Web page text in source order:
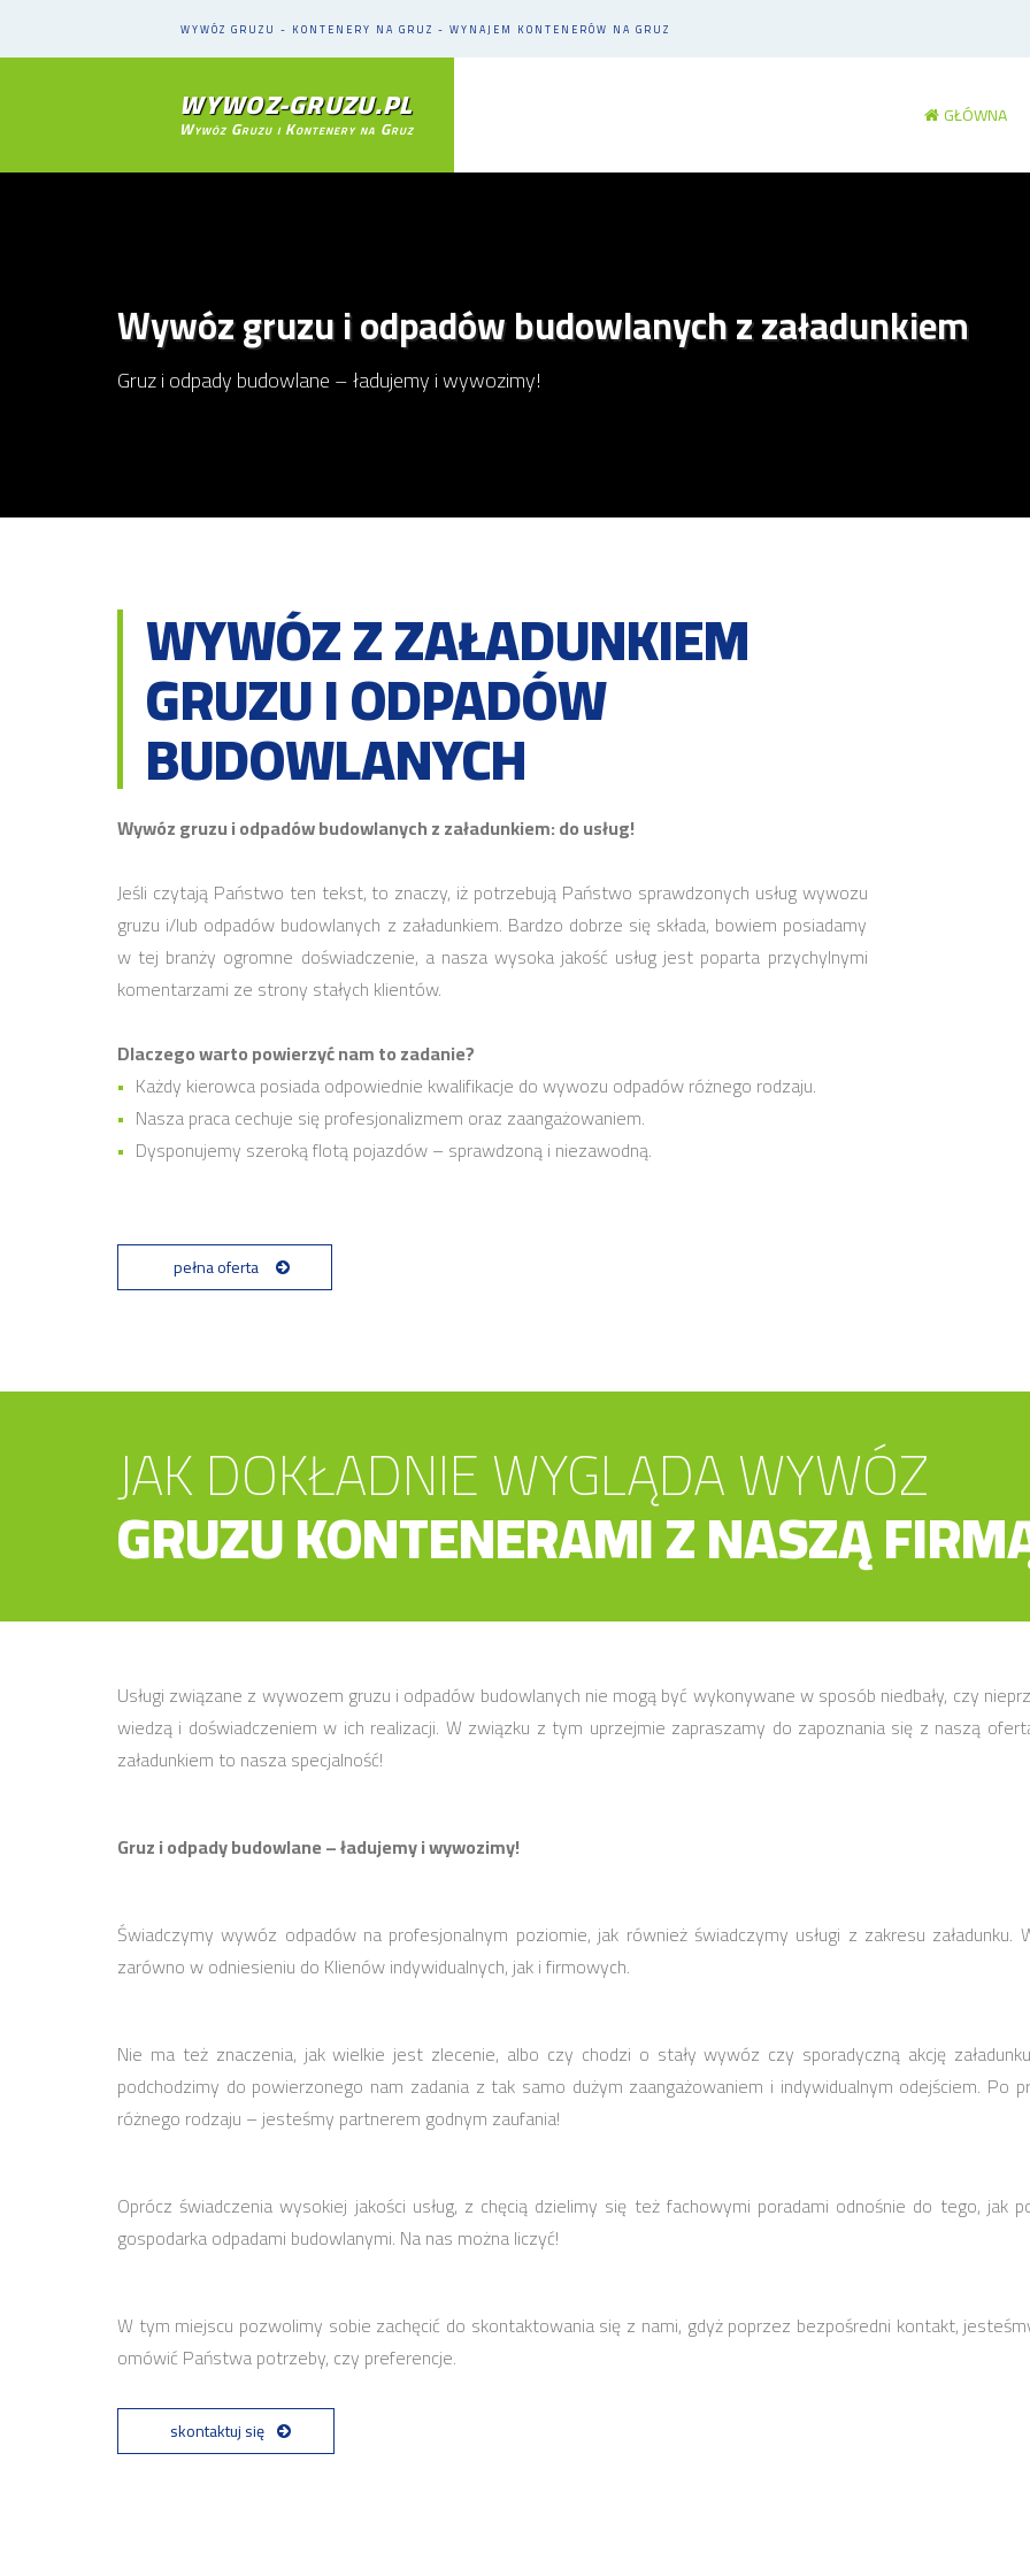
WYWÓZ GRUZU - KONTENERY NA GRUZ - WYNAJEM KONTENERÓW NA GRUZ
WYWOZ-GRUZU.PL
Wywóz Gruzu i Kontenery na Gruz GŁÓWNA
Wywóz gruzu i odpadów budowlanych z załadunkiem
Gruz i odpady budowlane – ładujemy i wywozimy!
WYWÓZ Z ZAŁADUNKIEM
GRUZU I ODPADÓW
BUDOWLANYCH
Wywóz gruzu i odpadów budowlanych z załadunkiem: do usług!
Jeśli czytają Państwo ten tekst, to znaczy, iż potrzebują Państwo sprawdzonych usług wywozu
gruzu i/lub odpadów budowlanych z załadunkiem. Bardzo dobrze się składa, bowiem posiadamy
w tej branży ogromne doświadczenie, a nasza wysoka jakość usług jest poparta przychylnymi
komentarzami ze strony stałych klientów.
Dlaczego warto powierzyć nam to zadanie?
Każdy kierowca posiada odpowiednie kwalifikacje do wywozu odpadów różnego rodzaju.
Nasza praca cechuje się profesjonalizmem oraz zaangażowaniem.
Dysponujemy szeroką flotą pojazdów – sprawdzoną i niezawodną.
pełna oferta
JAK DOKŁADNIE WYGLĄDA WYWÓZ
GRUZU KONTENERAMI Z NASZĄ
Usługi związane z wywozem gruzu i odpadów budowlanych nie mogą być wykonywane w sposób niedbały, czy
wiedzą i doświadczeniem w ich realizacji. W związku z tym uprzejmie zapraszamy do zapoznania się z naszą
załadunkiem to nasza specjalność!
Gruz i odpady budowlane – ładujemy i wywozimy!
Świadczymy wywóz odpadów na profesjonalnym poziomie, jak również świadczymy usługi z zakresu
zarówno w odniesieniu do Klienów indywidualnych, jak i firmowych.
Nie ma też znaczenia, jak wielkie jest zlecenie, albo czy chodzi o stały wywóz czy sporadyczną akcję
podchodzimy do powierzonego nam zadania z tak samo dużym zaangażowaniem i indywidualnym odejściem.
różnego rodzaju – jesteśmy partnerem godnym zaufania!
Oprócz świadczenia wysokiej jakości usług, z chęcią dzielimy się też fachowymi poradami odnośnie do tego, jak
gospodarka odpadami budowlanymi. Na nas można liczyć!
W tym miejscu pozwolimy sobie zachęcić do skontaktowania się z nami, gdyż poprzez bezpośredni kontakt,
omówić Państwa potrzeby, czy preferencje.
skontaktuj się